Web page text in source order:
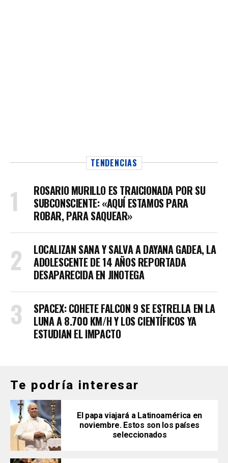
TENDENCIAS
ROSARIO MURILLO ES TRAICIONADA POR SU
SUBCONSCIENTE: «AQUÍ ESTAMOS PARA
ROBAR, PARA SAQUEAR»
LOCALIZAN SANA Y SALVA A DAYANA GADEA, LA
ADOLESCENTE DE 14 AÑOS REPORTADA
DESAPARECIDA EN JINOTEGA
SPACEX: COHETE FALCON 9 SE ESTRELLA EN LA
LUNA A 8.700 KM/H Y LOS CIENTÍFICOS YA
ESTUDIAN EL IMPACTO
Te podría interesar
El papa viajará a Latinoamérica en
noviembre. Estos son los países
seleccionados